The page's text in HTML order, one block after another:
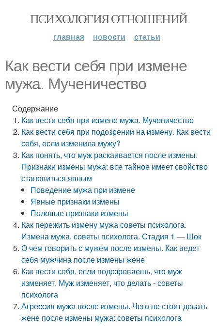
ПСИХОЛОГИЯ ОТНОШЕНИЙ
главная новости статьи
Как вести себя при измене
мужа. Мученичество
Содержание
Как вести себя при измене мужа. Мученичество
Как вести себя при подозрении на измену. Как вести
себя, если изменила мужу?
Как понять, что муж раскаивается после измены.
Признаки измены мужа: все тайное имеет свойство
становиться явным
Поведение мужа при измене
Явные признаки измены
Половые признаки измены
Как пережить измену мужа советы психолога.
Измена мужа, советы психолога. Стадия 1 — Шок
О чем говорить с мужем после измены. Как ведет
себя мужчина после измены жене
Как вести себя, если подозреваешь, что муж
изменяет. Муж изменяет, что делать - советы
психолога
Агрессия мужа после измены. Чего не стоит делать
жене после измены мужа: советы психолога